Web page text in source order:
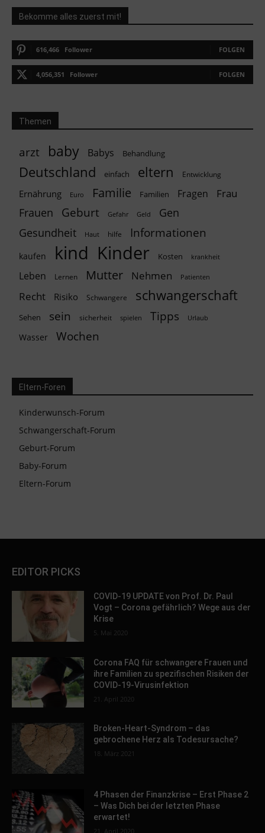
Bekomme alles zuerst mit!
616,466 Follower FOLGEN
4,056,351 Follower FOLGEN
Themen
arzt baby Babys Behandlung
Deutschland einfach eltern Entwicklung
Ernährung Euro Familie Familien Fragen Frau
Frauen Geburt Gefahr Geld
Gen
Gesundheit
Haut hilfe Informationen
kaufen kind Kinder Kosten krankheit
Leben Lernen Mutter Nehmen Patienten
Recht Risiko Schwangere schwangerschaft
Sehen sein sicherheit spielen Tipps Urlaub
Wasser Wochen
Eltern-Foren
Kinderwunsch-Forum
Schwangerschaft-Forum
Geburt-Forum
Baby-Forum
Eltern-Forum
EDITOR PICKS
COVID-19 UPDATE von Prof. Dr. Paul
Vogt – Corona gefährlich? Wege aus der
Krise
5. Mai 2020
Corona FAQ für schwangere Frauen und
ihre Familien zu spezifischen Risiken der
COVID-19-Virusinfektion
21. April 2020
Broken-Heart-Syndrom – das
gebrochene Herz als Todesursache?
18. März 2021
4 Phasen der Finanzkrise – Erst Phase 2
– Was Dich bei der letzten Phase
erwartet!
21. April 2020